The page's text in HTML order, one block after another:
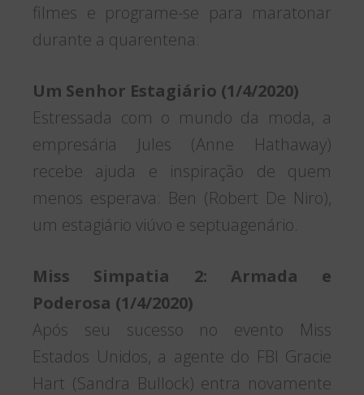
filmes e programe-se para maratonar
durante a quarentena:
Um Senhor Estagiário (1/4/2020)
Estressada com o mundo da moda, a
empresária Jules (Anne Hathaway)
recebe ajuda e inspiração de quem
menos esperava: Ben (Robert De Niro),
um estagiário viúvo e septuagenário.
Miss Simpatia 2: Armada e
Poderosa (1/4/2020)
Após seu sucesso no evento Miss
Estados Unidos, a agente do FBI Gracie
Hart (Sandra Bullock) entra novamente